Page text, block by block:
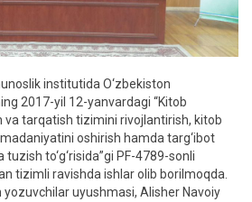
institutida O‘zbekiston
2017-yil 12-yanvardagi “Kitob
va tarqatish tizimini rivojlantirish, kitob
oshirish hamda targ‘ibot
tuzish to‘g‘risida”gi PF-4789-sonli
tizimli ravishda ishlar olib borilmoqda.
yozuvchilar uyushmasi, Alisher Navoiy